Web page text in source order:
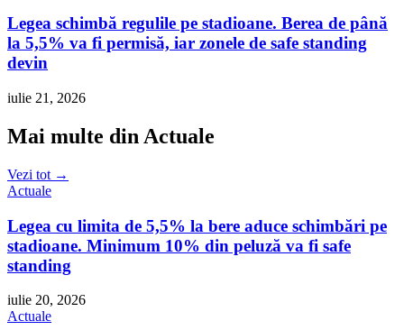
Legea schimbă regulile pe stadioane. Berea de până
la 5,5% va fi permisă, iar zonele de safe standing
devin
iulie 21, 2026
Mai multe din Actuale
Vezi tot →
Actuale
Legea cu limita de 5,5% la bere aduce schimbări pe
stadioane. Minimum 10% din peluză va fi safe
standing
iulie 20, 2026
Actuale